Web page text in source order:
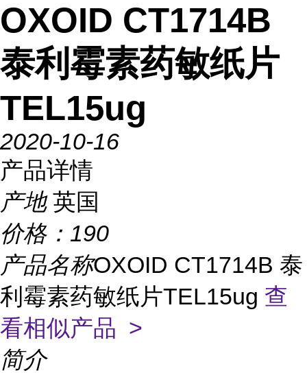
OXOID CT1714B
泰利霉素药敏纸片
TEL15ug
2020-10-16
产品详情
产地 英国
价格： 190
产品名称OXOID CT1714B 泰
利霉素药敏纸片TEL15ug 查
看相似产品 >
简介